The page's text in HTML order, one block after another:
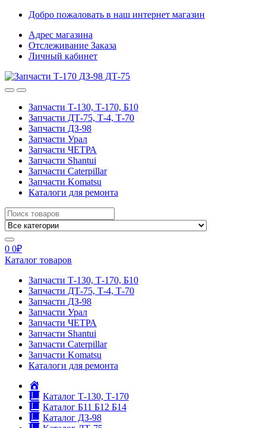
Skip
navigation
Skip
content
Добро пожаловать в наш интернет магазин
Адрес магазина
Отслеживание Заказа
Личный кабинет
Запчасти Т-130, Т-170, Б10
Запчасти ДТ-75, Т-4, Т-70
Запчасти ДЗ-98
Запчасти Урал
Запчасти ЧЕТРА
Запчасти Shantui
Запчасти Caterpillar
Запчасти Komatsu
Каталоги для ремонта
Search
for:
0 0₽
Каталог товаров
Запчасти Т-130, Т-170, Б10
Запчасти ДТ-75, Т-4, Т-70
Запчасти ДЗ-98
Запчасти Урал
Запчасти ЧЕТРА
Запчасти Shantui
Запчасти Caterpillar
Запчасти Komatsu
Каталоги для ремонта
Каталог Т-130, Т-170
Каталог Б11 Б12 Б14
Каталог ДЗ-98